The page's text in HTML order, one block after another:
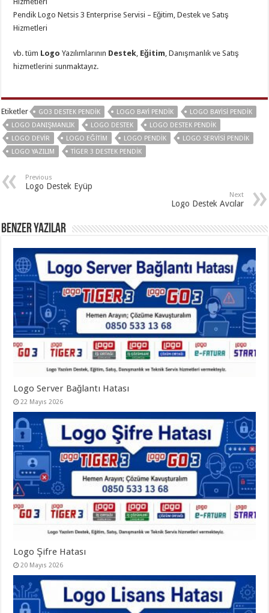
Pendik Logo Netsis 3 Enterprise Servisi – Eğitim, Destek ve Satış
Hizmetleri
vb. tüm Logo Yazılımlarının Destek Eğitim , Danışmanlık ve Satış
hizmetlerini sunmaktayız.
Etiketler GO3 DESTEK PENDIK LOGO BAYI PENDIK
LOGO BAYISI PENDIK
LOGO DANIŞMANLIK
LOGO DESTEK
LOGO DESTEK PENDIK
LOGO DEVIR
LOGO EĞITIM LOGO PENDIK
LOGO SERVISI PENDIK
LOGO YAZILIM
TIGER 3 DESTEK PENDIK
Previous
Logo Destek Eyüp
Next
Logo Destek Avcılar
Benzer Yazılar
Logo Server Bağlantı Hatası
22 Mayıs 2026
Logo Şifre Hatası
20 Mayıs 2026